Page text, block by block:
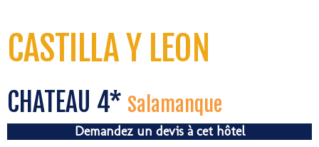
CASTILLA Y LEON
CHÂTEAU 4* Salamanque
Demandez un devis à cet hôtel